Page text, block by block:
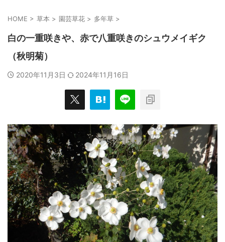
HOME > 草本 > 園芸草花 > 多年草 >
白の一重咲きや、赤で八重咲きのシュウメイギク
（秋明菊）
2020年11月3日 2024年11月16日